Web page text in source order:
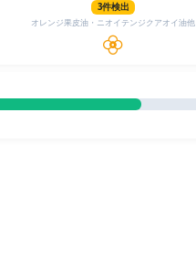
3件検出
オレンジ果皮油・ニオイテンジクアオイ油他